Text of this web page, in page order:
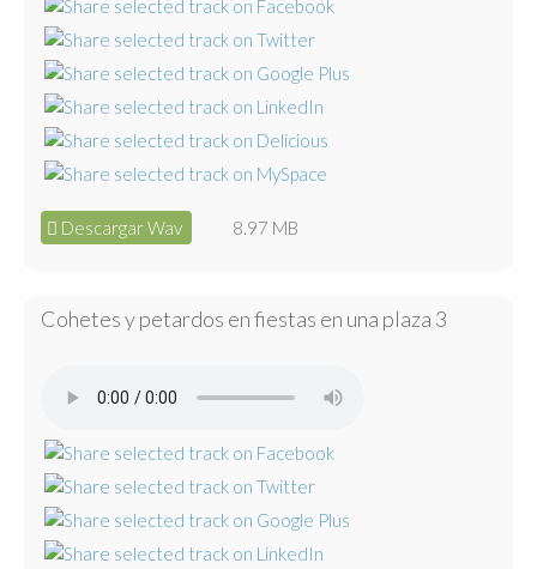
Descargar Wav 8.97 MB
Cohetes y petardos en fiestas en una plaza 3